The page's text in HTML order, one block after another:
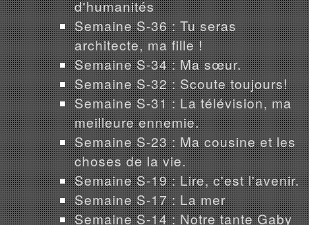
d'humanités
Semaine S-36 : Tu seras
architecte, ma fille !
Semaine S-34 : Ma sœur.
Semaine S-32 : Scoute toujours!
Semaine S-31 : La télévision, ma
meilleure ennemie.
Semaine S-23 : Ma cousine et les
choses de la vie.
Semaine S-19 : Lire, c'est l'avenir.
Semaine S-17 : La mer
Semaine S-14 : Notre tante Gaby